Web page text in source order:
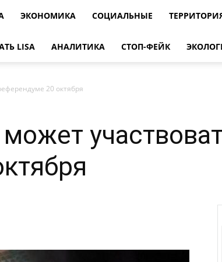
ЭКОНОМИКА СОЦИАЛЬНЫЕ
LISA АНАЛИТИКА СТОП-ФЕЙК
20 октября